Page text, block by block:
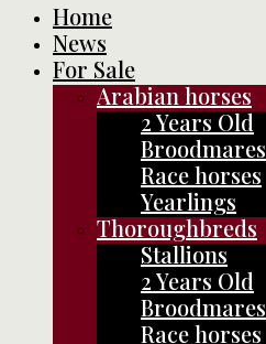
Home
News
For Sale
Arabian horses
2 Years Old
Broodmares
Race horses
Yearlings
Thoroughbreds
Stallions
2 Years Old
Broodmares
Race horses